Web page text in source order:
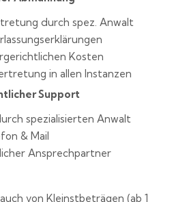
durch spez. Anwalt
Kosten
in allen Instanzen
Support
spezialisierten Anwalt
& Mail
Ansprechpartner
von Kleinstbeträgen (ab 1